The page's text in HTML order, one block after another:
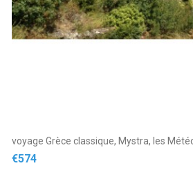
voyage Grèce classique, Mystra, les
Price
€574